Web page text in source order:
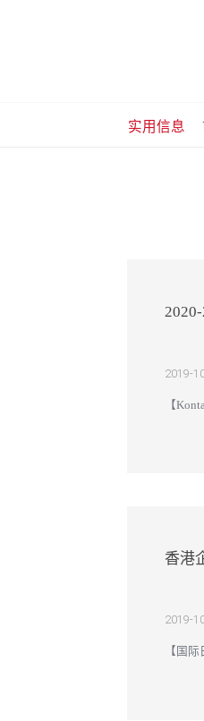
实用信息
2019-
【
香港
2019-
【国